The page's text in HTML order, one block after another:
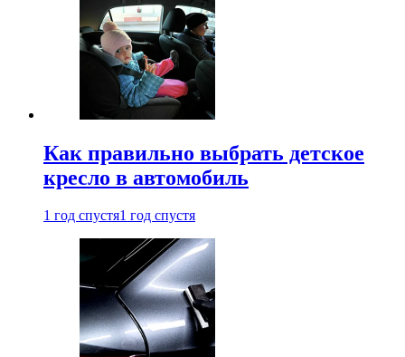
Как правильно выбрать детское
кресло в автомобиль
1 год спустя1 год спустя